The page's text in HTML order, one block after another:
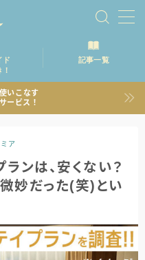
ド
記事一覧
いこなす
ービス！
ア
ンは、安くない？
妙だった(笑)とい